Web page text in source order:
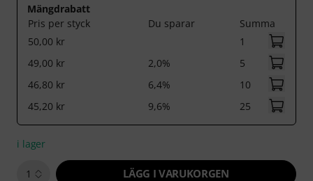
Mängdrabatt
Pris per styck
Du sparar
Summa
50,00 kr
1
49,00 kr
2,0%
5
46,80 kr
6,4%
10
45,20 kr
9,6% 25
i lager
1 LÄGG I VARUKORGEN